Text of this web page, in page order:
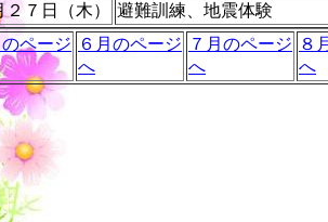
２７日（木）
避難訓練、地震体験
ページ
６月のページ
へ
７月のページ
へ
８
へ